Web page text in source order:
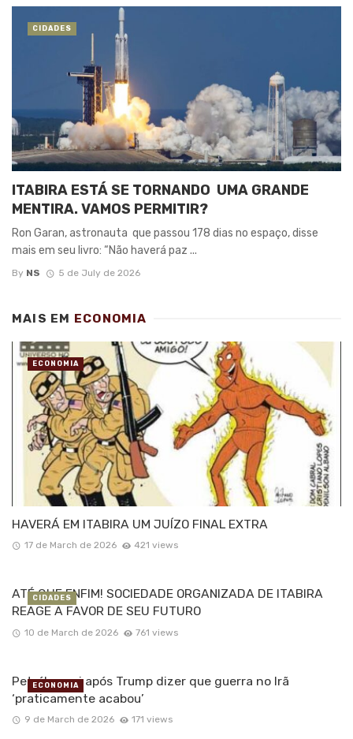
ITABIRA ESTÁ SE TORNANDO UMA GRANDE
MENTIRA. VAMOS PERMITIR?
Ron Garan, astronauta que passou 178 dias no espaço, disse
mais em seu livro: “Não haverá paz ...
By NS 5 de July de 2026
CIDADES
MAIS EM ECONOMIA
HAVERÁ EM ITABIRA UM JUÍZO FINAL EXTRA
17 de March de 2026 421 views
ECONOMIA
ATÉ QUE ENFIM! SOCIEDADE ORGANIZADA DE ITABIRA
REAGE A FAVOR DE SEU FUTURO
10 de March de 2026 761 views
CIDADES
Petróleo cai após Trump dizer que guerra no Irã
‘praticamente acabou’
9 de March de 2026 171 views
ECONOMIA